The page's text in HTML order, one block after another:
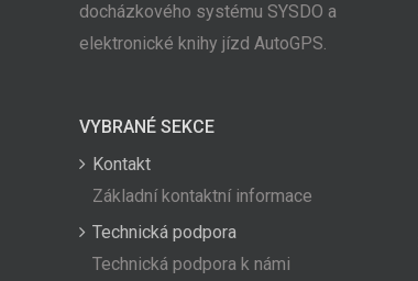
docházkového systému SYSDO a
elektronické knihy jízd AutoGPS.
VYBRANÉ SEKCE
Kontakt
Základní kontaktní informace
Technická podpora
Technická podpora k námi